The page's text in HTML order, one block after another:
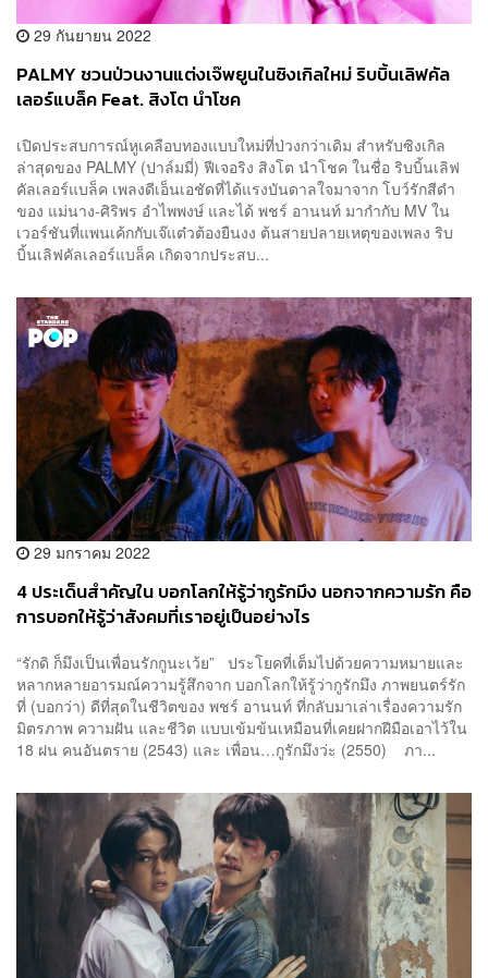
29 กันยายน 2022
PALMY ชวนป่วนงานแต่งเจ๊พยูนในซิงเกิลใหม่ ริบบิ้นเลิฟคัล
เลอร์แบล็ค Feat. สิงโต นำโชค
เปิดประสบการณ์หูเคลือบทองแบบใหม่ที่ป่วงกว่าเดิม สำหรับซิงเกิล
ล่าสุดของ PALMY (ปาล์มมี่) ฟีเจอริง สิงโต นำโชค ในชื่อ ริบบิ้นเลิฟ
คัลเลอร์แบล็ค เพลงดีเอ็นเอชัดที่ได้แรงบันดาลใจมาจาก โบว์รักสีดำ
ของ แม่นาง-ศิริพร อำไพพงษ์ และได้ พชร์ อานนท์ มากำกับ MV ใน
เวอร์ชันที่แพนเค้กกับเจ๊แต๋วต้องยืนงง ต้นสายปลายเหตุของเพลง ริบ
บิ้นเลิฟคัลเลอร์แบล็ค เกิดจากประสบ...
29 มกราคม 2022
4 ประเด็นสำคัญใน บอกโลกให้รู้ว่ากูรักมึง นอกจากความรัก คือ
การบอกให้รู้ว่าสังคมที่เราอยู่เป็นอย่างไร
“รักดิ ก็มึงเป็นเพื่อนรักกูนะเว้ย” ประโยคที่เต็มไปด้วยความหมายและ
หลากหลายอารมณ์ความรู้สึกจาก บอกโลกให้รู้ว่ากูรักมึง ภาพยนตร์รัก
ที่ (บอกว่า) ดีที่สุดในชีวิตของ พชร์ อานนท์ ที่กลับมาเล่าเรื่องความรัก
มิตรภาพ ความฝัน และชีวิต แบบเข้มข้นเหมือนที่เคยฝากฝีมือเอาไว้ใน
18 ฝน คนอันตราย (2543) และ เพื่อน…กูรักมึงว่ะ (2550) ภา...